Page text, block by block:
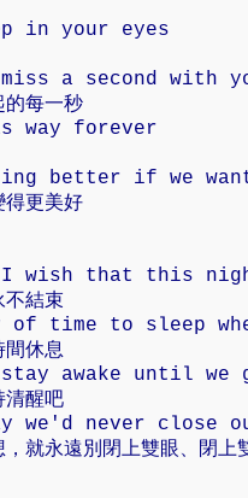
in your eyes
a second with
的每一秒
way forever
better if we
得更美好
I wish that this
不結束
of time to sleep
間休息
awake until we
清醒吧
we'd never close
就永遠別閉上雙眼、閉上